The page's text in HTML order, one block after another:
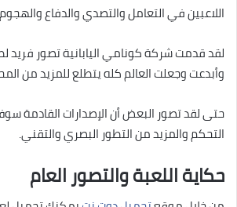
اللاعبين في التعامل والتصدي والدفاع
لقد قدمت شركة كونامي اليابانية تصور فريد
وأبدعت وجعلت العالم كله يتطلع للمزيد من
حتى لقد تصور البعض أن الإصدارات القادمة
التحكم والمزيد من التطور البصري والتقني.
حكاية اللعبة والتصور العام